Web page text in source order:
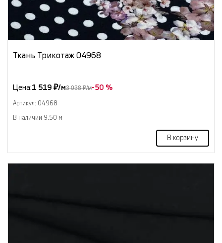
Ткань Трикотаж 04968
Цена:1 519 ₽/м3 038 ₽/м-50 %
Артикул: 04968
В наличии 9.50 м
В корзину